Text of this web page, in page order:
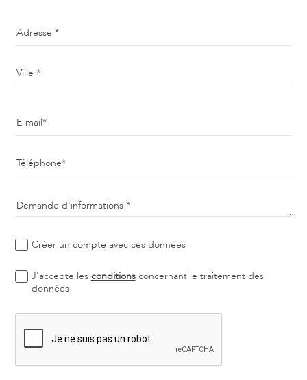
Adresse
Ville
E-mail
Téléphone
Demande d'informations
Créer un compte avec ces données
J'accepte les conditionsconcernant le traitement des
données